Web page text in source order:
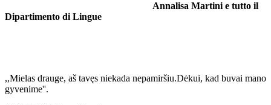
Annalisa Martini e tutto il
Dipartimento di Lingue
,,Mielas drauge, aš tavęs niekada nepamiršiu.Dėkui, kad buvai mano
gyvenime''.